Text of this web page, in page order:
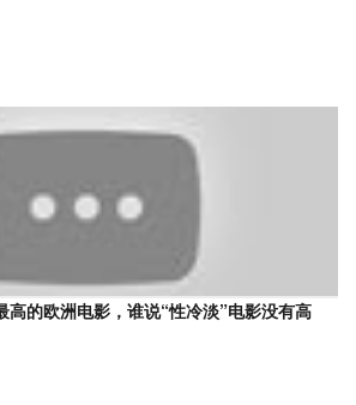
高的欧洲电影，谁说“性冷淡”电影没有高